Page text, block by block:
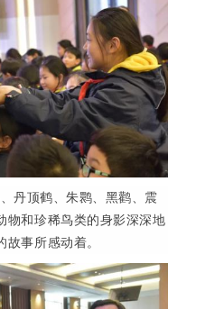
丹顶鹤、朱鹮、黑鹳、震
物和珍稀鸟类的身影深深地
事所感动着。